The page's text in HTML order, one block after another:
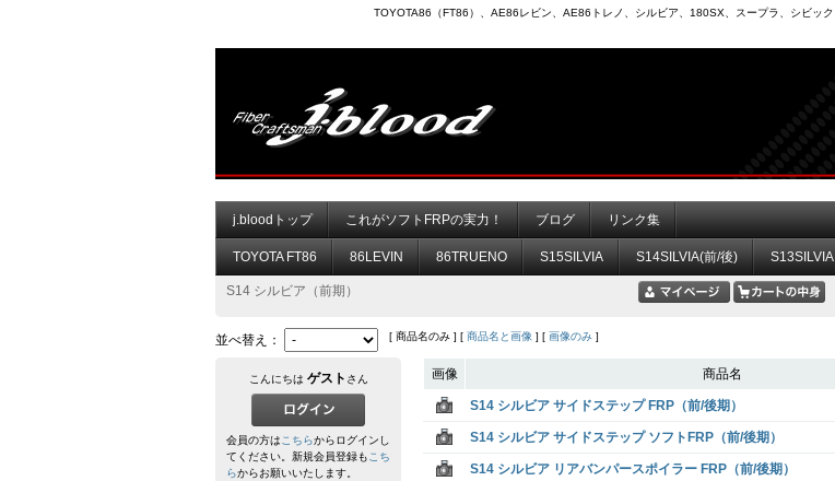
TOYOTA86（FT86）、AE86レビン、AE86トレノ、シルビア、180SX、スープラ、シビッ
j.bloodトップ これがソフトFRPの実力！ ブログ リンク集
TOYOTA FT86 86LEVIN 86TRUENO S15SILVIA S14SILVIA(前/後) S13SILVIA
S14 シルビア（前期）
並べ替え： [ 商品名のみ ] [ 商品名と画像 ] [ 画像のみ ]
画像 商品名
S14 シルビア サイドステップ FRP（前/後期）
S14 シルビア サイドステップ ソフトFRP（前/後期）
S14 シルビア リアバンパースポイラー FRP（前/後期）
こんにちは ゲスト さん
会員の方はこちらからログインし
てください。新規会員登録もこち
らからお願いいたします。